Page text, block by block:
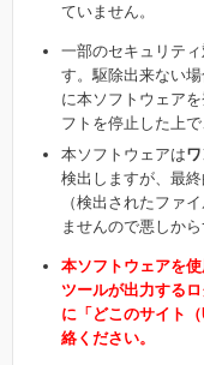
ていません。
一部のセキュリテ
す。駆除出来ない
に本ソフトウェア
フトを停止した上
本ソフトウェアは
検出しますが、最
（検出されたファ
ませんので悪しから
本ソフトウェアを
ツールが出力する
に 「どこのサイト
絡ください。